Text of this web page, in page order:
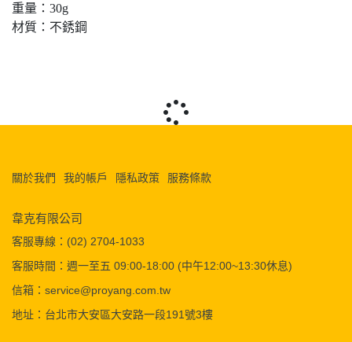
重量：30g
材質：不銹鋼
關於我們 我的帳戶 隱私政策 服務條款
韋克有限公司
客服專線：(02) 2704-1033
客服時間：週一至五 09:00-18:00 (中午12:00~13:30休息)
信箱：service@proyang.com.tw
地址：台北市大安區大安路一段191號3樓